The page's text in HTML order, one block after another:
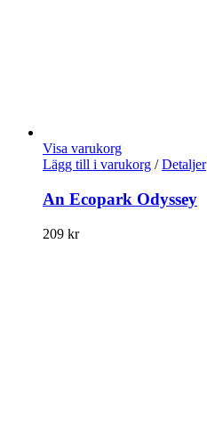
Visa varukorg
Lägg till i varukorg / Detaljer
An Ecopark Odyssey
209 kr